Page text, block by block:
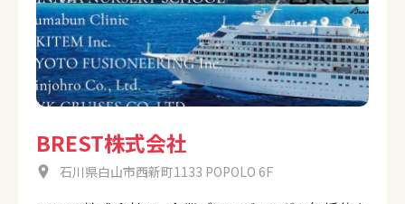
BREST株式会社
石川県白山市西新町1133 POPOLO 6F